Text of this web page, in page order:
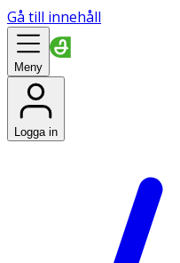
Gå till innehåll
Meny
Logga in